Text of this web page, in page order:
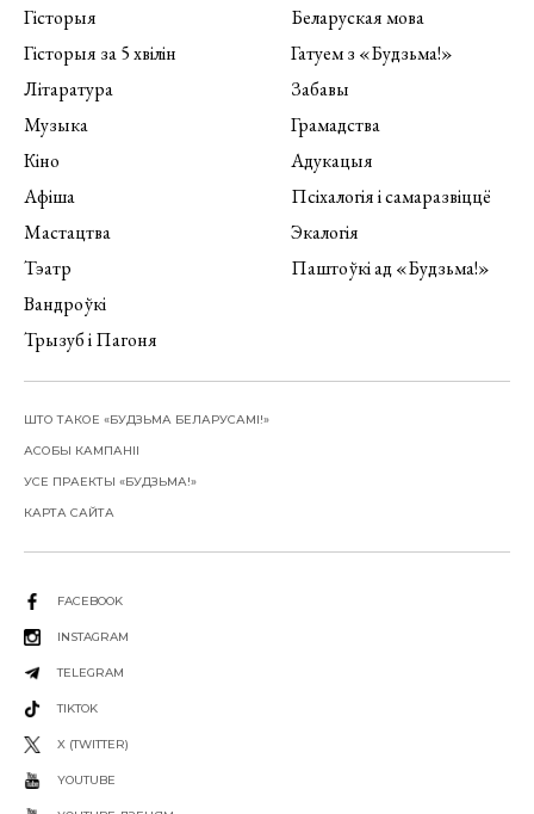
Гісторыя
Гісторыя за 5 хвілін
Літаратура
Музыка
Кіно
Афіша
Мастацтва
Тэатр
Вандроўкі
Трызуб і Пагоня
Беларуская мова
Гатуем з «Будзьма!»
Забавы
Грамадства
Адукацыя
Псіхалогія і самаразвіццё
Экалогія
Паштоўкі ад «Будзьма!»
ШТО ТАКОЕ «БУДЗЬМА БЕЛАРУСАМІ!»
АСОБЫ КАМПАНІІ
УСЕ ПРАЕКТЫ «БУДЗЬМА!»
КАРТА САЙТА
FACEBOOK
INSTAGRAM
TELEGRAM
TIKTOK
X (TWITTER)
YOUTUBE